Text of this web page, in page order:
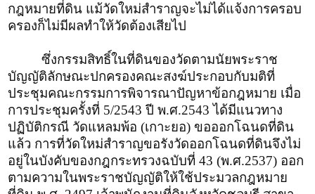
กฎหมายที่ดิน แม้วัดใหม่สำราญจะไม่ได้แจ้งการครอบ
ครองก็ไม่มีผลทำให้วัดต้องเสียไป
ซึ่งกรรมสิทธิ์ในที่ดินของวัดตามนัยพระราช
บัญญัติลักษณะปกครองคณะสงฆ์ประกอบกับมติที่
ประชุมคณะกรรมการพิจารณาปัญหาข้อกฎหมาย เมื่อ
การประชุมครั้งที่ 5/2543 ปี พ.ศ.2543 ได้มีแนวทาง
ปฏิบัติกรณี วัดแหลมพ้อ (เกาะยอ) ขอออกโฉนดที่ดิน
แล้ว การที่วัดใหม่สำราญขอรังวัดออกโฉนดที่ดินจึงไม่
อยู่ในบังคับของกฎกระทรวงฉบับที่ 43 (พ.ศ.2537) ออก
ตามความในพระราชบัญญัติให้ใช้ประมวลกฎหมาย